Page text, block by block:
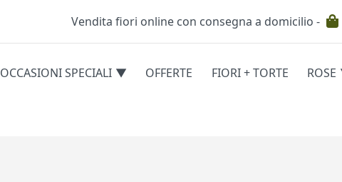
Testata
Vendita fiori online con consegna a domicilio -
Categorie
OCCASIONI SPECIALI OFFERTE FIORI + TORTE ROSE